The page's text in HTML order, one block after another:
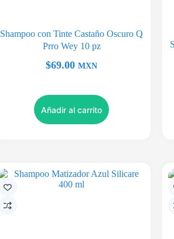
Shampoo con Tinte Castaño Oscuro Q
Prro Wey 10 pz
$69.00 MXN
Añadir al carrito